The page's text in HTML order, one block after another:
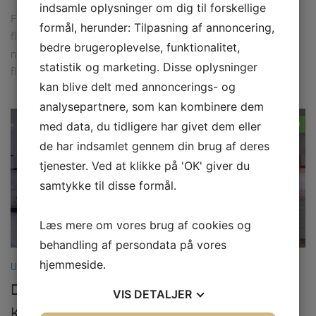
Flytning kan være svært og uoverskueligt, og hvis du skal
flytte tunge møbler eller store genstande, kan det virke
næsten umuligt. Heldigvis er der en nem løsning – hyr et
flyttefirma med en kran,...
0
UNCATEGORIZED FEBRUAR 14, 2023
De mange tjenester, som en tandlæge i
indsamle oplysninger om dig til forskellige
formål, herunder: Tilpasning af annoncering,
bedre brugeroplevelse, funktionalitet,
statistik og marketing. Disse oplysninger
kan blive delt med annoncerings- og
analysepartnere, som kan kombinere dem
med data, du tidligere har givet dem eller
de har indsamlet gennem din brug af deres
tjenester. Ved at klikke på 'OK' giver du
samtykke til disse formål.
Læs mere om vores brug af cookies og
behandling af persondata på vores
hjemmeside.
VIS DETALJER